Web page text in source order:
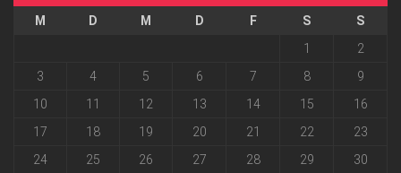
M D M D F S
S
1
2
3
4 5 6 7 8
9
10
11 12 13 14 15
16
17
18 19 20 21 22
23
24
25 26 27 28 29
30